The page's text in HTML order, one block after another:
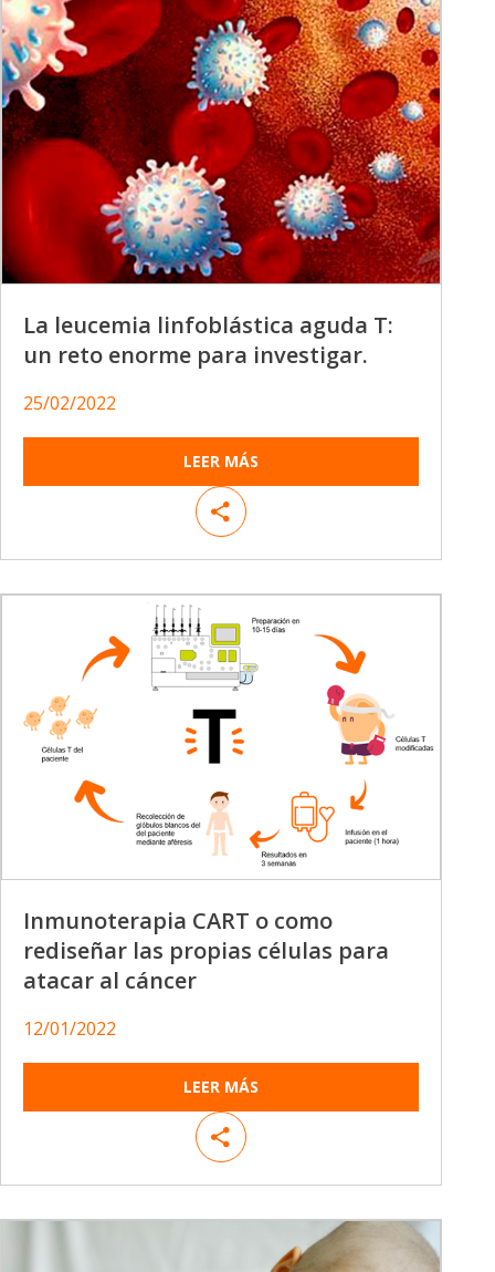
La leucemia linfoblástica aguda T:
un reto enorme para investigar.
25/02/2022
LEER MÁS
Inmunoterapia CART o como
rediseñar las propias células para
atacar al cáncer
12/01/2022
LEER MÁS